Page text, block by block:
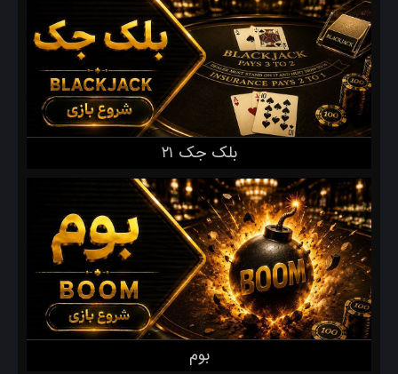
بلک جک ۲۱
بوم